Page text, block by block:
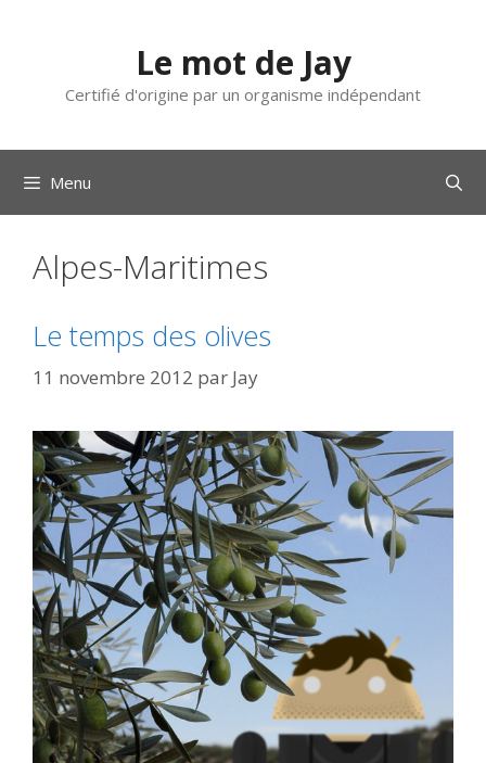
Le mot de Jay
Certifié d'origine par un organisme indépendant
Menu
Alpes-Maritimes
Le temps des olives
11 novembre 2012 par Jay